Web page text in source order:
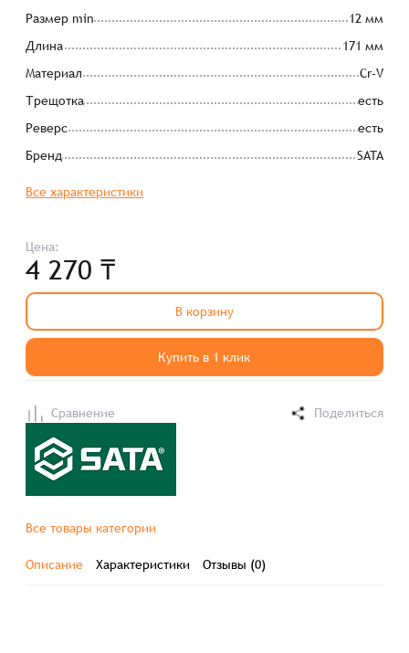
Размер min
12 мм
Длина
171 мм
Материал
Cr-V
Трещотка
есть
Реверс
есть
Бренд
SATA
Все характеристики
Цена:
4 270 ₸
В корзину
Купить в 1 клик
Сравнение Поделиться
Все товары категории
Описание Характеристики Отзывы (0)